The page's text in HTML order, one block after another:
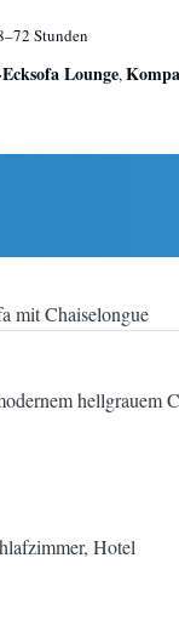
Stunden
Lounge,
mit Chaiselongue
Hotel